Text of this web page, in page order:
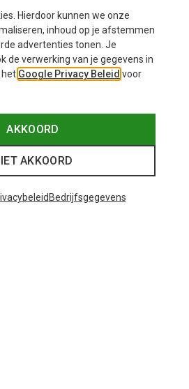
Hierdoor kunnen we onze
inhoud op je afstemmen
advertenties tonen. Je
de verwerking van je gegevens in
het Google Privacy Beleid voor
AKKOORD
AKKOORD
Bedrijfsgegevens